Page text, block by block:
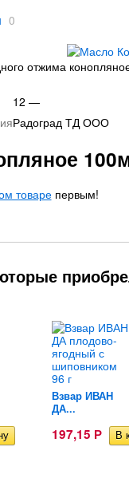
0
отжима
12 —
Радоград ТД ООО
товарепервым!
Взвар ИВАН
ДА...
197,15 Р